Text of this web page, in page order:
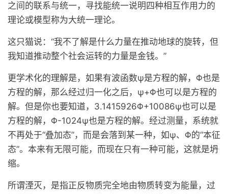
之间的联系与统一，寻找能统一说明四种相互作用力的
理论或模型称为大统一理论。
这只猫说：“我不了解是什么力量在推动地球的旋转，但
我知道推动整个社会运转的力量是金钱。”
更学术化的理解是，如果有波函数ψ是方程的解，Φ也是
方程的解，那么经过归一化之后，ψ+Φ也可以是方程的
解。但是你也要知道，3.1415926Φ+10086ψ也可以是
方程的解，Φ-1024ψ也是方程的解。经过测量，系统就
不再处于“叠加态”，而是会落到某一种，如ψ、Φ的“本征
态”。本来有无限可能，而现在只有一种可能，这就是坍
缩。
所谓湮灭，是指正反物质完全地由物质转变为能量，过